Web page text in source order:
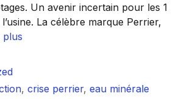
Un avenir incertain pour les 1
La célèbre marque Perrier,
plus
, crise perrier, eau minérale